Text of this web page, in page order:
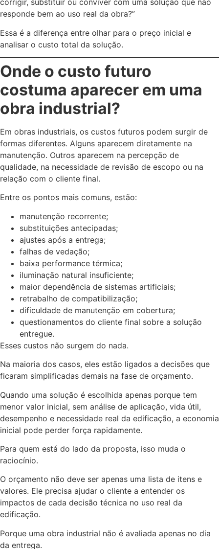
corrigir, substituir ou conviver com uma solução que não
responde bem ao uso real da obra?”
Essa é a diferença entre olhar para o preço inicial e
analisar o custo total da solução.
Onde o custo futuro
costuma aparecer em uma
obra industrial?
Em obras industriais, os custos futuros podem surgir de
formas diferentes. Alguns aparecem diretamente na
manutenção. Outros aparecem na percepção de
qualidade, na necessidade de revisão de escopo ou na
relação com o cliente final.
Entre os pontos mais comuns, estão:
manutenção recorrente;
substituições antecipadas;
ajustes após a entrega;
falhas de vedação;
baixa performance térmica;
iluminação natural insuficiente;
maior dependência de sistemas artificiais;
retrabalho de compatibilização;
dificuldade de manutenção em cobertura;
questionamentos do cliente final sobre a solução
entregue.
Esses custos não surgem do nada.
Na maioria dos casos, eles estão ligados a decisões que
ficaram simplificadas demais na fase de orçamento.
Quando uma solução é escolhida apenas porque tem
menor valor inicial, sem análise de aplicação, vida útil,
desempenho e necessidade real da edificação, a economia
inicial pode perder força rapidamente.
Para quem está do lado da proposta, isso muda o
raciocínio.
O orçamento não deve ser apenas uma lista de itens e
valores. Ele precisa ajudar o cliente a entender os
impactos de cada decisão técnica no uso real da
edificação.
Porque uma obra industrial não é avaliada apenas no dia
da entrega.